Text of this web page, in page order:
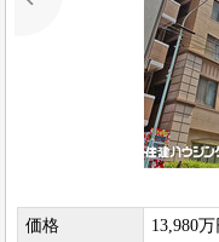
価格
13,980万